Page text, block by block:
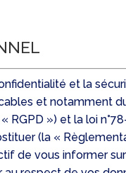
et la
et notamment
») et la loi
(la «
de vous informer